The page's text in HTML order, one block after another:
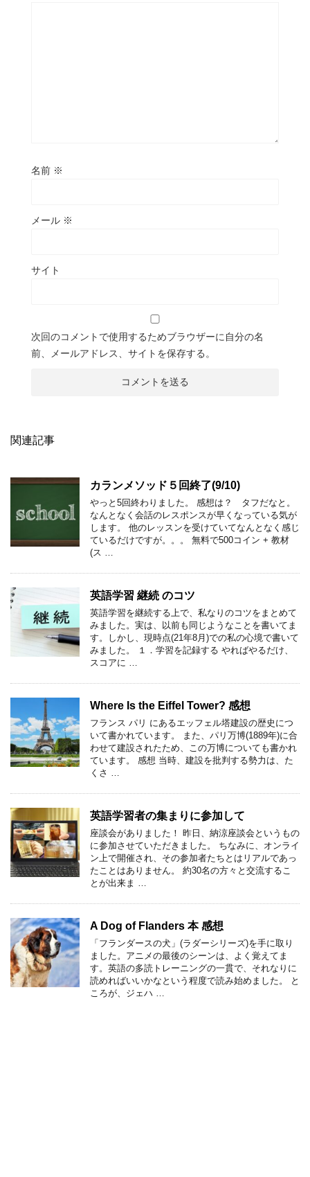
名前 ※
メール ※
サイト
次回のコメントで使用するためブラウザーに自分の名
前、メールアドレス、サイトを保存する。
関連記事
カランメソッド５回終了(9/10)
やっと5回終わりました。 感想は？ タフだなと。
なんとなく会話のレスポンスが早くなっている気が
します。 他のレッスンを受けていてなんとなく感じ
ているだけですが。。。 無料で500コイン + 教材
(ス …
英語学習 継続 のコツ
英語学習を継続する上で、私なりのコツをまとめて
みました。実は、以前も同じようなことを書いてま
す。しかし、現時点(21年8月)での私の心境で書いて
みました。 １．学習を記録する やればやるだけ、
スコアに …
Where Is the Eiffel Tower? 感想
フランス パリ にあるエッフェル塔建設の歴史につ
いて書かれています。 また、パリ万博(1889年)に合
わせて建設されたため、この万博についても書かれ
ています。 感想 当時、建設を批判する勢力は、た
くさ …
英語学習者の集まりに参加して
座談会がありました！ 昨日、納涼座談会というもの
に参加させていただきました。 ちなみに、オンライ
ン上で開催され、その参加者たちとはリアルであっ
たことはありません。 約30名の方々と交流するこ
とが出来ま …
A Dog of Flanders 本 感想
「フランダースの犬」(ラダーシリーズ)を手に取り
ました。アニメの最後のシーンは、よく覚えてま
す。英語の多読トレーニングの一貫で、それなりに
読めればいいかなという程度で読み始めました。 と
ころが、ジェハ …